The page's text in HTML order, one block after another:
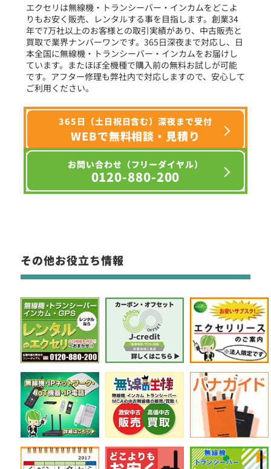
選択条件をリセット
エクセリは無線機・トランシーバー・インカムをどこよ
りもお安く販売、レンタルする事を目指します。創業34
年で7万社以上のお客様との取引実績があり、中古販売と
買取で業界ナンバーワンです。365日深夜まで対応し、日
本全国に無線機・トランシーバー・インカムをお届けし
ています。またほぼ全機種で購入前の無料お試しが可能
です。アフター修理も弊社内で対応しますので、安心して
ご利用ください。
365日（土日祝日含む）深夜まで受付
WEBで無料相談・見積り
お問い合わせ（フリーダイヤル）
0120-880-200
その他お役立ち情報